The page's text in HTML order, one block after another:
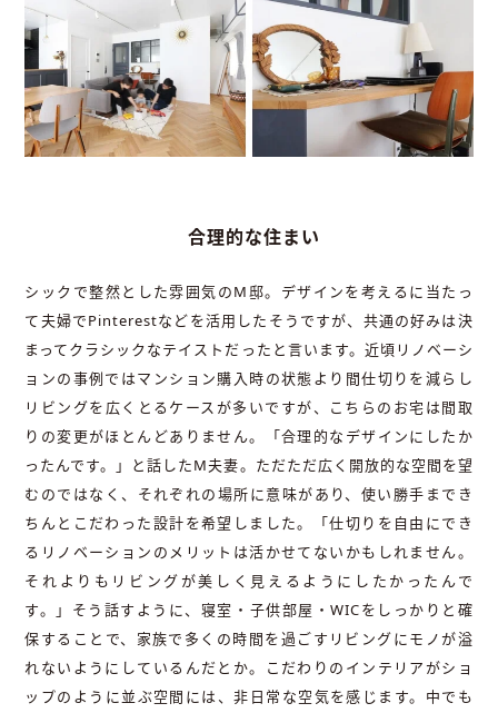
合理的な住まい
シックで整然とした雰囲気のM邸。デザインを考えるに当たっ
て夫婦でPinterestなどを活用したそうですが、共通の好みは決
まってクラシックなテイストだったと言います。近頃リノベーシ
ョンの事例ではマンション購入時の状態より間仕切りを減らし
リビングを広くとるケースが多いですが、こちらのお宅は間取
りの変更がほとんどありません。「合理的なデザインにしたか
ったんです。」と話したM夫妻。ただただ広く開放的な空間を望
むのではなく、それぞれの場所に意味があり、使い勝手までき
ちんとこだわった設計を希望しました。「仕切りを自由にでき
るリノベーションのメリットは活かせてないかもしれません。
それよりもリビングが美しく見えるようにしたかったんで
す。」そう話すように、寝室・子供部屋・WICをしっかりと確
保することで、家族で多くの時間を過ごすリビングにモノが溢
れないようにしているんだとか。こだわりのインテリアがショ
ップのように並ぶ空間には、非日常な空気を感じます。中でも